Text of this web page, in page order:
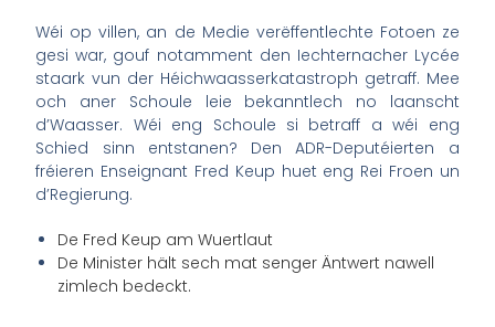
Wéi op villen, an de Medie verëffentlechte Fotoen ze
gesi war, gouf notamment den Iechternacher Lycée
staark vun der Héichwaasserkatastroph getraff. Mee
och aner Schoule leie bekanntlech no laanscht
d’Waasser. Wéi eng Schoule si betraff a wéi eng
Schied sinn entstanen? Den ADR-Deputéierten a
fréieren Enseignant Fred Keup huet eng Rei Froen un
d’Regierung.
De Fred Keup am Wuertlaut
De Minister hält sech mat senger Äntwert nawell
zimlech bedeckt.